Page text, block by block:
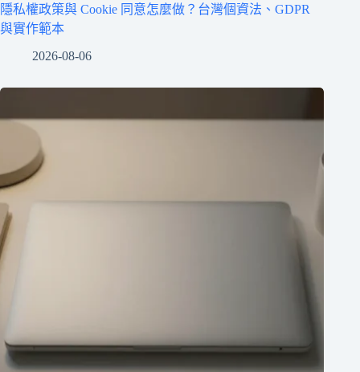
隱私權政策與 Cookie 同意怎麼做？台灣個資法、GDPR
與實作範本
2026-08-06